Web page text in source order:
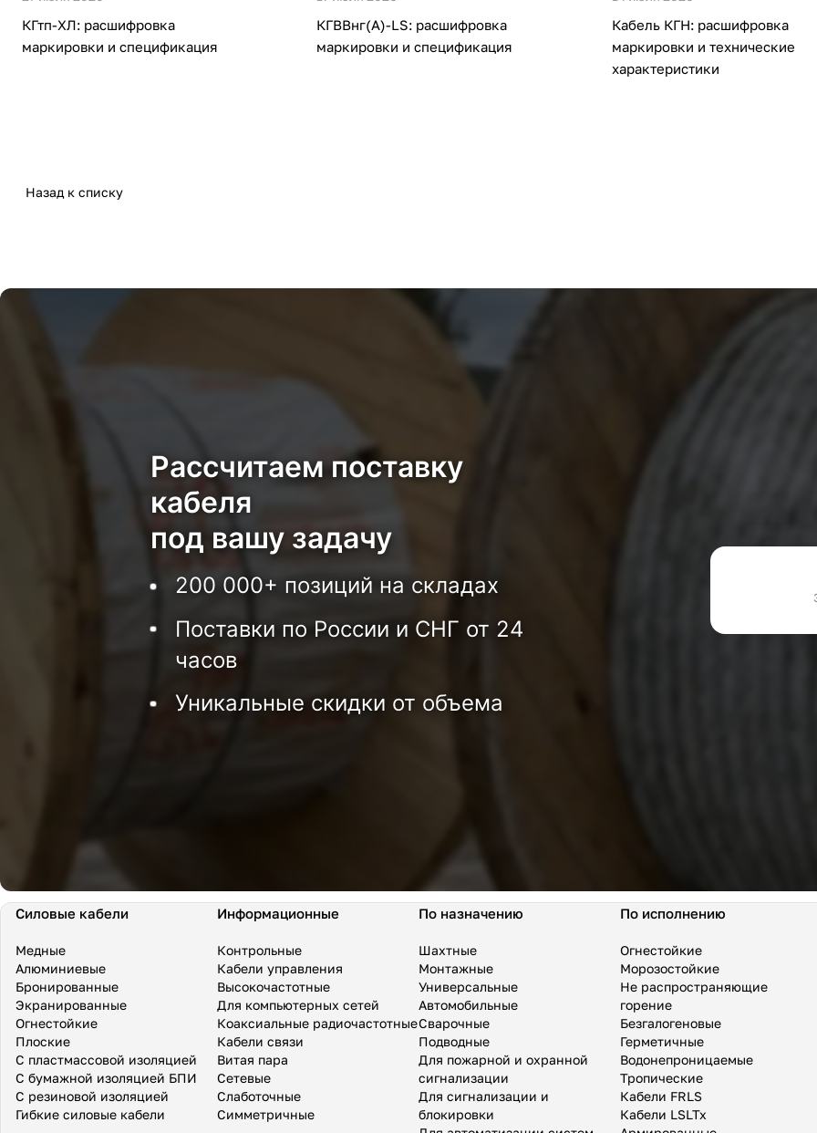
КГтп-ХЛ: расшифровка
маркировки и спецификация
КГВВнг(А)-LS: расшифровка
маркировки и спецификация
Кабель КГН: расшифровка
маркировки и технические
характеристики
Назад к списку
Рассчитаем поставку
кабеля
под вашу задачу
200 000+ позиций на складах
Поставки по России и СНГ от 24
часов
Уникальные скидки от объема
Силовые кабели
Медные
Алюминиевые
Бронированные
Экранированные
Огнестойкие
Плоские
С пластмассовой изоляцией
С бумажной изоляцией БПИ
С резиновой изоляцией
Гибкие силовые кабели
Информационные
Контрольные
Кабели управления
Высокочастотные
Для компьютерных сетей
Коаксиальные радиочастотные
Кабели связи
Витая пара
Сетевые
Слаботочные
Симметричные
По назначению
Шахтные
Монтажные
Универсальные
Автомобильные
Сварочные
Подводные
Для пожарной и охранной
сигнализации
Для сигнализации и
блокировки
По исполнению
Огнестойкие
Морозостойкие
Не распространяющие
горение
Безгалогеновые
Герметичные
Водонепроницаемые
Тропические
Кабели FRLS
Кабели LSLTx